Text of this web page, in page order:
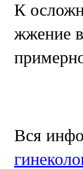
К
жжение
Вся